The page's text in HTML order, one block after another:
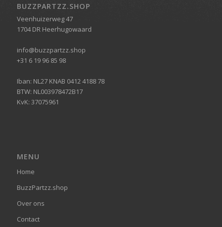
BUZZPARTZZ.SHOP
Veenhuizerweg 47
1704 DR Heerhugowaard
info@buzzpartzz.shop
+31 6 19 96 85 98
Iban: NL27 KNAB 0412 4188 78
BTW: NL003978472B17
KvK: 37075961
MENU
Home
BuzzPartzz.shop
Over ons
Contact